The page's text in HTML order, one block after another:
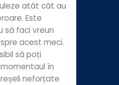
atât cât au
Este
să faci vreun
acest meci.
să poți
în
neforțate